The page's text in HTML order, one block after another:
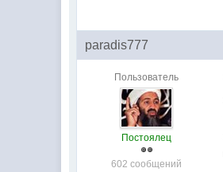
paradis777
Пользователь
Постоялец
602 сообщений